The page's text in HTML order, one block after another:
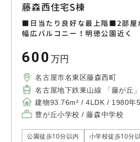
藤森西住宅S棟
■日当たり良好な最上階■2部屋
幅広バルコニー！明徳公園近く
600 万円
名古屋市名東区藤森西町
名古屋地下鉄東山線 「藤が丘
建物93.76m² / 4LDK / 1980年
豊が丘小学校 / 藤森中学校
公園徒歩10分以内 小学校徒歩10分